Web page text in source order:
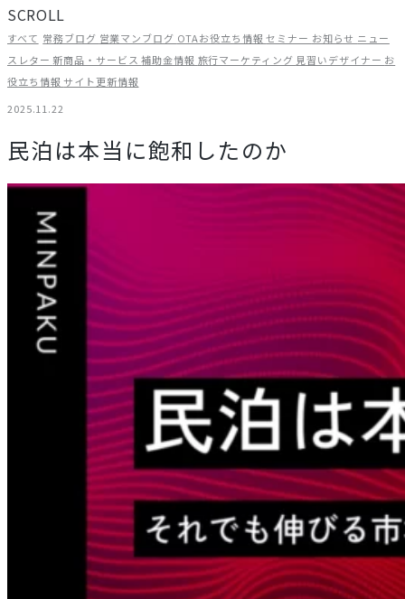
SCROLL
すべて 常務ブログ 営業マンブログ OTAお役立ち情報セミナー お知らせ ニュー
スレター 新商品・サービス補助金情報 旅行マーケティング 見習いデザイナー お
役立ち情報サイト更新情報
2025.11.22
民泊は本当に飽和したのか